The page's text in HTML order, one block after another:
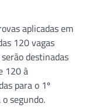
aplicadas em
120 vagas
destinadas
120 à
para o 1º
segundo.